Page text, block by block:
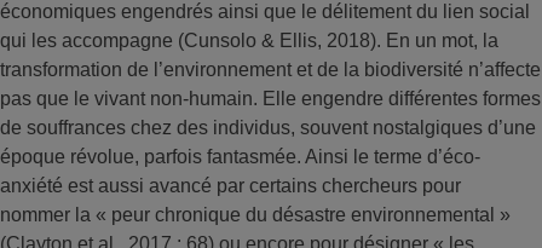
économiques engendrés ainsi que le délitement du lien social
qui les accompagne (Cunsolo & Ellis, 2018). En un mot, la
transformation de l’environnement et de la biodiversité n’affecte
pas que le vivant non-humain. Elle engendre différentes formes
de souffrances chez des individus, souvent nostalgiques d’une
époque révolue, parfois fantasmée. Ainsi le terme d’éco-
anxiété est aussi avancé par certains chercheurs pour
nommer la « peur chronique du désastre environnemental »